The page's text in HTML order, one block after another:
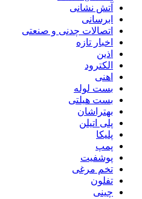
آتش نشانی
ابرسانی
اتصالات چدنی و صنعتی
اخبار تازه
اذین
الکترود
اهنی
بست لوله
بست هیلتی
بهتراشان
پلی اتیلن
پلیکا
پمپ
پوشفیت
تخم مرغی
تفلون
چینی